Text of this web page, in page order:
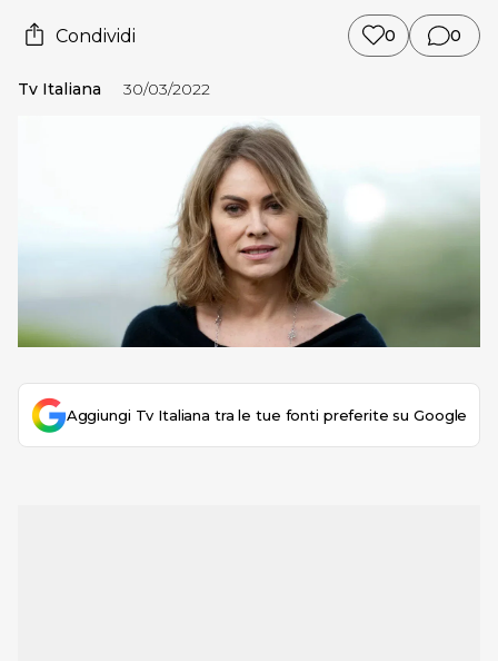
Condividi 0 0
Tv Italiana 30/03/2022
Aggiungi Tv Italiana tra le tue fonti preferite su Google